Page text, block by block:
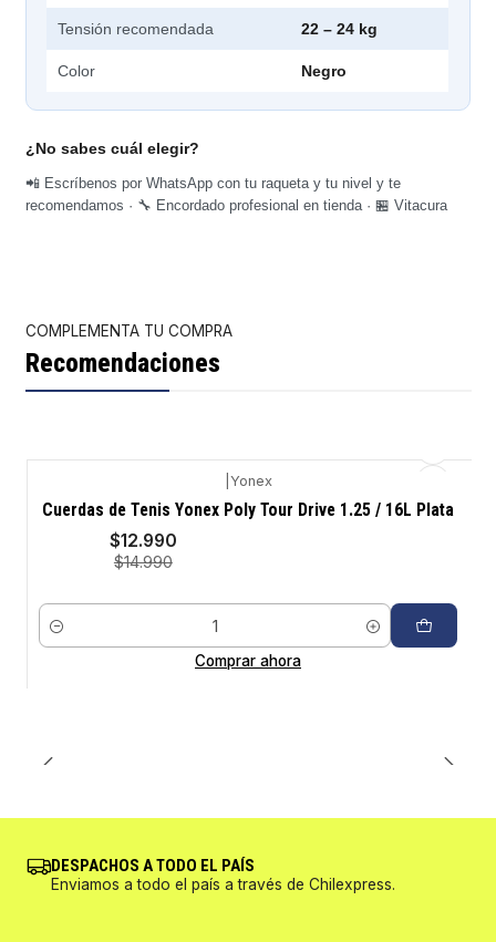
Tensión recomendada 22 – 24 kg
Color Negro
¿No sabes cuál elegir?
📲 Escríbenos por WhatsApp con tu raqueta y tu nivel y te
recomendamos · 🔧 Encordado profesional en tienda · 🏪 Vitacura
COMPLEMENTA TU COMPRA
Recomendaciones
-13%
Yonex
Cuerdas de Tenis Yonex Poly Tour Drive 1.25 / 16L Plata
$12.990
$14.990
Cantidad
Comprar ahora
DESPACHOS A TODO EL PAÍS
Enviamos a todo el país a través de Chilexpress.